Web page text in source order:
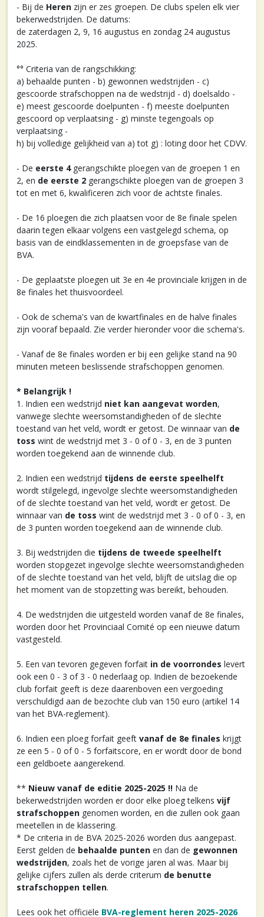
- Bij de Heren zijn er zes groepen. De clubs spelen elk vier
bekerwedstrijden. De datums:
de zaterdagen 2, 9, 16 augustus en zondag 24 augustus
2025.
°° Criteria van de rangschikking:
a) behaalde punten - b) gewonnen wedstrijden - c)
gescoorde strafschoppen na de wedstrijd - d) doelsaldo -
e) meest gescoorde doelpunten - f) meeste doelpunten
gescoord op verplaatsing - g) minste tegengoals op
verplaatsing -
h) bij volledige gelijkheid van a) tot g) : loting door het CDVV.
- De eerste 4gerangschikte ploegen van de groepen 1 en
2, en de eerste 2 gerangschikte ploegen van de groepen 3
tot en met 6, kwalificeren zich voor de achtste finales.
- De 16 ploegen die zich plaatsen voor de 8e finale spelen
daarin tegen elkaar volgens een vastgelegd schema, op
basis van de eindklassementen in de groepsfase van de
BVA.
- De geplaatste ploegen uit 3e en 4e provinciale krijgen in de
8e finales het thuisvoordeel.
- Ook de schema's van de kwartfinales en de halve finales
zijn vooraf bepaald. Zie verder hieronder voor die schema's.
- Vanaf de 8e finales worden er bij een gelijke stand na 90
minuten meteen beslissende strafschoppen genomen.
* Belangrijk !
1. Indien een wedstrijd niet kan aangevat worden,
vanwege slechte weersomstandigheden of de slechte
toestand van het veld, wordt er getost. De winnaar van de
toss wint de wedstrijd met 3 - 0 of 0 - 3, en de 3 punten
worden toegekend aan de winnende club.
2. Indien een wedstrijd tijdens de eerste speelhelft
wordt stilgelegd, ingevolge slechte weersomstandigheden
of de slechte toestand van het veld, wordt er getost. De
winnaar van de toss wint de wedstrijd met 3 - 0 of 0 - 3, en
de 3 punten worden toegekend aan de winnende club.
3. Bij wedstrijden die tijdens de tweede speelhelft
worden stopgezet ingevolge slechte weersomstandigheden
of de slechte toestand van het veld, blijft de uitslag die op
het moment van de stopzetting was bereikt, behouden.
4. De wedstrijden die uitgesteld worden vanaf de 8e finales,
worden door het Provinciaal Comité op een nieuwe datum
vastgesteld.
5. Een van tevoren gegeven forfait in de voorrondes levert
ook een 0 - 3 of 3 - 0 nederlaag op. Indien de bezoekende
club forfait geeft is deze daarenboven een vergoeding
verschuldigd aan de bezochte club van 150 euro (artikel 14
van het BVA-reglement).
6. Indien een ploeg forfait geeft vanaf de 8e finales krijgt
ze een 5 - 0 of 0 - 5 forfaitscore, en er wordt door de bond
een geldboete aangerekend.
** Nieuw vanaf de editie 2025-2025 !! Na de
bekerwedstrijden worden er door elke ploeg telkens vijf
strafschoppen genomen worden, en die zullen ook gaan
meetellen in de klassering.
* De criteria in de BVA 2025-2026 worden dus aangepast.
Eerst gelden de behaalde punten en dan de gewonnen
wedstrijden, zoals het de vorige jaren al was. Maar bij
gelijke cijfers zullen als derde criterum de benutte
strafschoppen tellen.
Lees ook het officiële BVA-reglement heren 2025-2026